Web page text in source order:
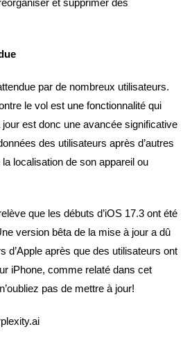
par de nombreux utilisateurs.
le vol est une fonctionnalité qui
est donc une avancée significative
des utilisateurs après d’autres
localisation de son appareil ou
que les débuts d’iOS 17.3 ont été
version bêta de la mise à jour a dû
d’Apple après que des utilisateurs ont
iPhone, comme relaté dans cet
pas de mettre à jour!